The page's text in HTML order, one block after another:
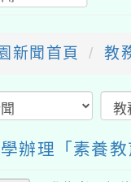
新聞首頁 教
辦理「素養